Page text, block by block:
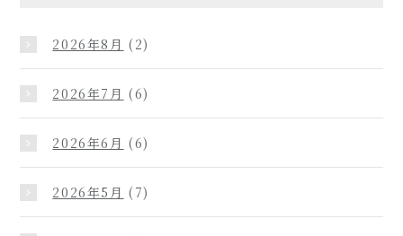
2026年8月 (2)
2026年7月 (6)
2026年6月 (6)
2026年5月 (7)